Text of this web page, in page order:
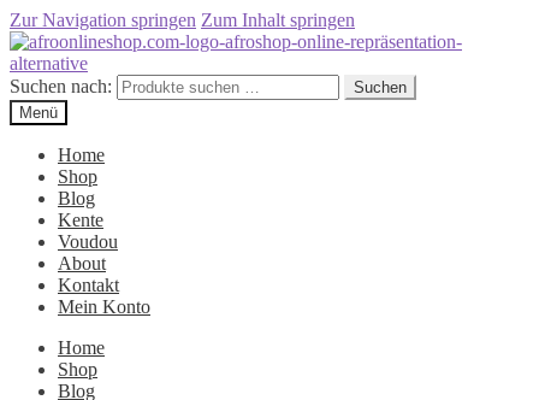
Zur Navigation springen Zum Inhalt springen
Suchen nach:
Suchen
Menü
Home
Shop
Blog
Kente
Voudou
About
Kontakt
Mein Konto
Home
Shop
Blog